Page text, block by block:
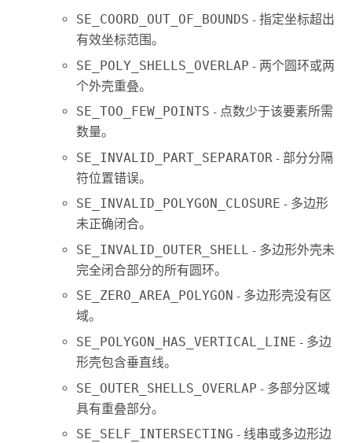
SE_COORD_OUT_OF_BOUNDS - 指定坐标超出
有效坐标范围。
SE_POLY_SHELLS_OVERLAP - 两个圆环或两
个外壳重叠。
SE_TOO_FEW_POINTS - 点数少于该要素所需
数量。
SE_INVALID_PART_SEPARATOR - 部分分隔
符位置错误。
SE_INVALID_POLYGON_CLOSURE - 多边形
未正确闭合。
SE_INVALID_OUTER_SHELL - 多边形外壳未
完全闭合部分的所有圆环。
SE_ZERO_AREA_POLYGON - 多边形壳没有区
域。
SE_POLYGON_HAS_VERTICAL_LINE - 多边
形壳包含垂直线。
SE_OUTER_SHELLS_OVERLAP - 多部分区域
具有重叠部分。
SE_SELF_INTERSECTING - 线串或多边形边